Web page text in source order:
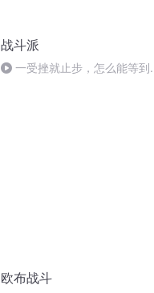
战斗派
一受挫就止步，怎么能等到
欧布战斗